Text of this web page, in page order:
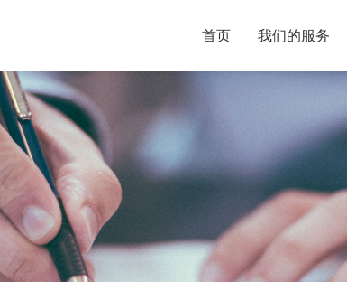
首页 我们的服务